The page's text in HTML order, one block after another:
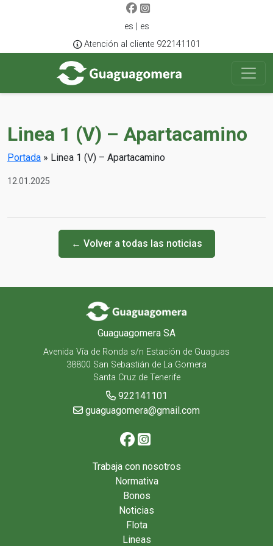
es | es
Atención al cliente 922141101
Linea 1 (V) – Apartacamino
Portada » Linea 1 (V) – Apartacamino
12.01.2025
← Volver a todas las noticias
Guaguagomera SA
Avenida Vía de Ronda s/n Estación de Guaguas
38800 San Sebastián de La Gomera
Santa Cruz de Tenerife
922141101
guaguagomera@gmail.com
Trabaja con nosotros
Normativa
Bonos
Noticias
Flota
Lineas